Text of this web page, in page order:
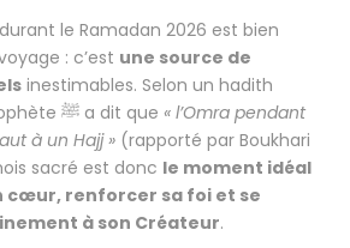
le Ramadan 2026 est bien
: c’est une source de
inestimables. Selon un hadith
authentique, le Prophète ﷺ a dit que « l’Omra pendant
à un Hajj » (rapporté par Boukhari
sacré est donc le moment idéal
cœur, renforcer sa foi et se
à son Créateur.